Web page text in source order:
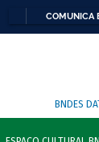
COMUNICA
BNDES